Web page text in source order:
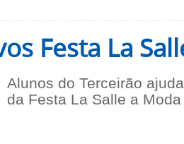
Festa La
Alunos do Terceirão
da Festa La Salle a